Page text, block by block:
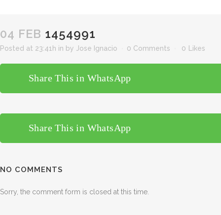
04 FEB 1454991
Posted at 23:41h in by Jose Ignacio 0 Comments 0 Likes
Share This in WhatsApp
Share This in WhatsApp
NO COMMENTS
Sorry, the comment form is closed at this time.